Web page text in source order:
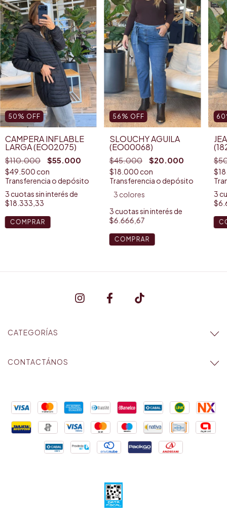
50 % OFF
CAMPERA INFLABLE
LARGA (EO02075)
$110.000 $55.000
$49.500con
Transferencia o depósito
3cuotas sin interés de
$18.333,33
COMPRAR
56 % OFF
SLOUCHY AGUILA
(EO00068)
$45.000 $20.000
$18.000con
Transferencia o depósito
3 colores
3cuotas sin interés de
$6.666,67
COMPRAR
60
3
CATEGORÍAS
CONTACTÁNOS